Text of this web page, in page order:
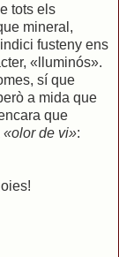
tots els
mineral,
fusteny ens
«lluminós».
sí que
a mida que
que
«olor de vi»: